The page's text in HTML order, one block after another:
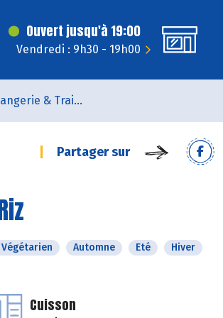
Ouvert jusqu'à 19:00
Vendredi : 9h30 - 19h00
Boulangerie & Traiteur
Partager sur
Végétarien Automne Eté
Hiver
Cuisson